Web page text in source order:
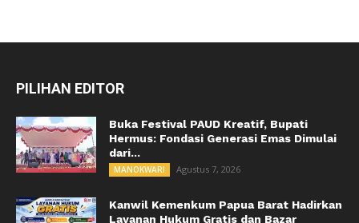
PILIHAN EDITOR
Buka Festival PAUD Kreatif, Bupati
Hermus: Fondasi Generasi Emas Dimulai
dari...
MANOKWARI Agustus 7, 2026
Kanwil Kemenkum Papua Barat Hadirkan
Layanan Hukum Gratis dan Bazar